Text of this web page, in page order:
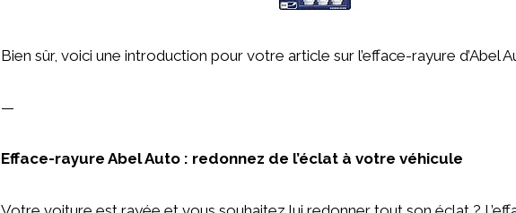
Bien sûr, voici une introduction pour votre article sur l’efface-rayure d’Abel
—
Efface-rayure Abel Auto : redonnez de l’éclat à votre véhicule